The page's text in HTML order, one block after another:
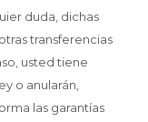
duda, dichas
transferencias
usted tiene
o anularán,
las garantías